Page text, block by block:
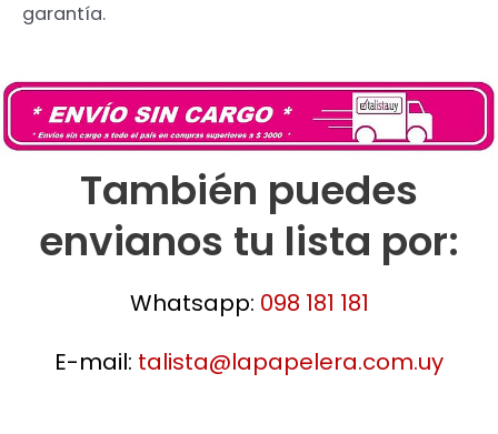
garantía.
También puedes
envianos tu lista por:
Whatsapp: 098 181 181
E-mail: talista@lapapelera.com.uy